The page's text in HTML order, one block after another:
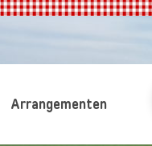
Arrangementen